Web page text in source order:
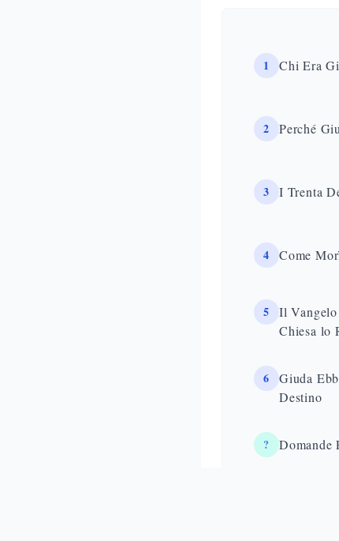
1 Chi Era
2 Perché
3 I Trenta
4 Come
5
Il
Chiesa lo
6
Giuda
Destino
? Domande